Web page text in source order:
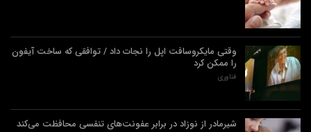
وقتی مایکروسافت اپل را نجات داد / توافقی که ساخت آیفون
را ممکن کرد
فناوری
شیرمادر از نوزاد در برابر عفونت‌های تنفسی محافظت می‌کند